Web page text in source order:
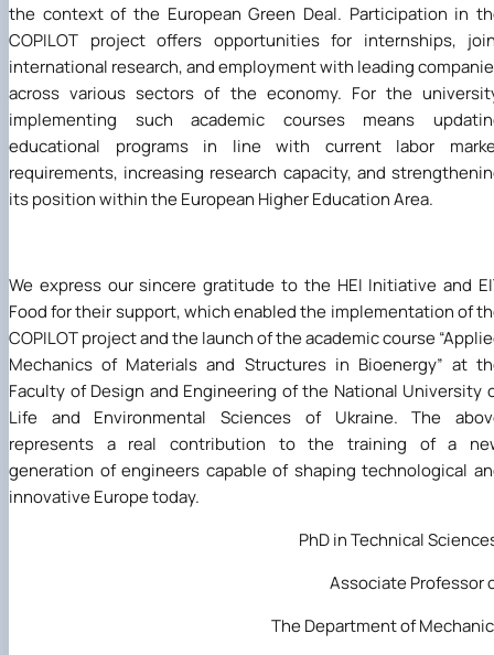
the context of the European Green Deal. Participation in
COPILOT project offers opportunities for internships,
international research, and employment with leading
across various sectors of the economy. For the
implementing such academic courses means
educational programs in line with current labor
requirements, increasing research capacity, and
its position within the European Higher Education Area.
We express our sincere gratitude to the HEI Initiative and
Food for their support, which enabled the implementation of
COPILOT project and the launch of the academic course
Mechanics of Materials and Structures in Bioenergy” at
Faculty of Design and Engineering of the National University
Life and Environmental Sciences of Ukraine. The
represents a real contribution to the training of a
generation of engineers capable of shaping technological
innovative Europe today.
PhD in Technical
Associate Professor
The Department of